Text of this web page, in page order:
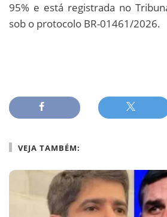
95% e está registrada no
sob o protocolo BR-01461/2026.
VEJA TAMBÉM: